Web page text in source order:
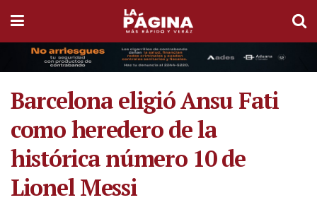
Barcelona eligió Ansu Fati
como heredero de la
histórica número 10 de
Lionel Messi